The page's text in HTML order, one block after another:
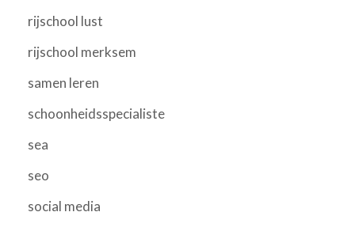
rijschool lust
rijschool merksem
samen leren
schoonheidsspecialiste
sea
seo
social media